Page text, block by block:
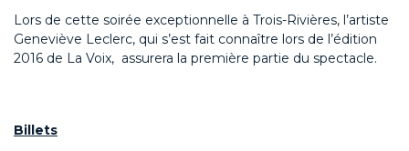
Lors de cette soirée exceptionnelle à Trois-Rivières, l’artiste
Geneviève Leclerc, qui s’est fait connaître lors de l’édition
2016 de La Voix, assurera la première partie du spectacle.
Billets